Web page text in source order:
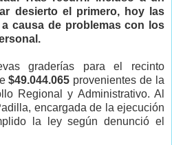
desierto el primero, hoy las
causa de problemas con los
graderías para el recinto
$49.044.065 provenientes de la
Regional y Administrativo. Al
encargada de la ejecución
la ley según denunció el